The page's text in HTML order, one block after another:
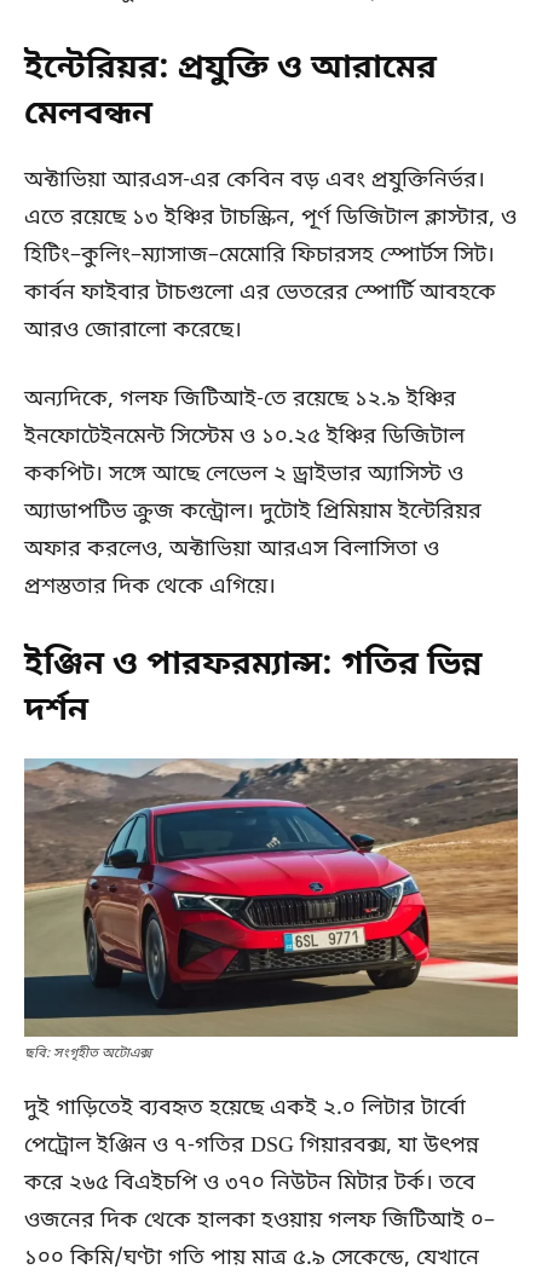
ইন্টেরিয়র: প্রযুক্তি ও আরামের
মেলবন্ধন
অক্টাভিয়া আরএস-এর কেবিন বড় এবং প্রযুক্তিনির্ভর।
এতে রয়েছে ১৩ ইঞ্চির টাচস্ক্রিন, পূর্ণ ডিজিটাল ক্লাস্টার, ও
হিটিং–কুলিং–ম্যাসাজ–মেমোরি ফিচারসহ স্পোর্টস সিট।
কার্বন ফাইবার টাচগুলো এর ভেতরের স্পোর্টি আবহকে
আরও জোরালো করেছে।
অন্যদিকে, গলফ জিটিআই-তে রয়েছে ১২.৯ ইঞ্চির
ইনফোটেইনমেন্ট সিস্টেম ও ১০.২৫ ইঞ্চির ডিজিটাল
ককপিট। সঙ্গে আছে লেভেল ২ ড্রাইভার অ্যাসিস্ট ও
অ্যাডাপটিভ ক্রুজ কন্ট্রোল। দুটোই প্রিমিয়াম ইন্টেরিয়র
অফার করলেও, অক্টাভিয়া আরএস বিলাসিতা ও
প্রশস্ততার দিক থেকে এগিয়ে।
ইঞ্জিন ও পারফরম্যান্স: গতির ভিন্ন
দর্শন
ছবি: সংগৃহীত অটোএক্স
দুই গাড়িতেই ব্যবহৃত হয়েছে একই ২.০ লিটার টার্বো
পেট্রোল ইঞ্জিন ও ৭-গতির DSG গিয়ারবক্স, যা উৎপন্ন
করে ২৬৫ বিএইচপি ও ৩৭০ নিউটন মিটার টর্ক। তবে
ওজনের দিক থেকে হালকা হওয়ায় গলফ জিটিআই ০–
১০০ কিমি/ঘণ্টা গতি পায় মাত্র ৫.৯ সেকেন্ডে, যেখানে